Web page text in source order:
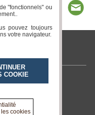
"fonctionnels" ou
pouvez toujours
votre navigateur.
COOKIE
cookies